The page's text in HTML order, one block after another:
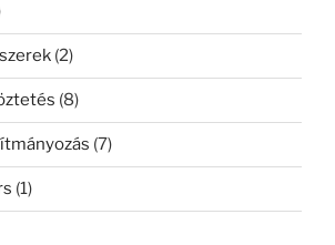
(2)
(8)
(7)
(1)